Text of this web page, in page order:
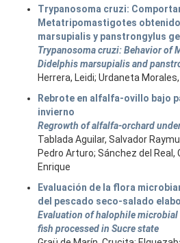
Trypanosoma cruzi:
Metatripomastigotes
marsupialis y panstrongylus
Trypanosoma cruzi: Behavior of
Didelphis marsupialis and
Herrera, Leidi; Urdaneta
Rebrote en alfalfa-ovillo bajo
invierno
Regrowth of alfalfa-orchard
Tablada Aguilar, Salvador
Pedro Arturo; Sánchez del Real,
Enrique
Evaluación de la flora
del pescado seco-salado
Evaluation of halophile
fish processed in Sucre state